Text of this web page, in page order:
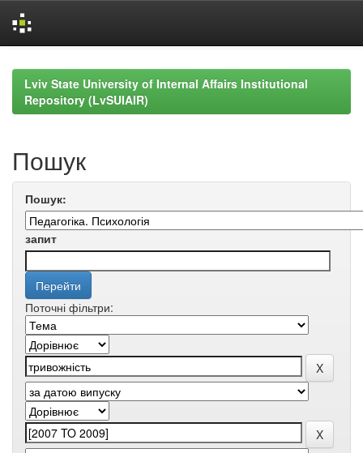
navigationLviv State University of Internal Affairs Institutional
Repository (LvSUIAIR)
Пошук
Пошук:
запит
Поточні фільтри: